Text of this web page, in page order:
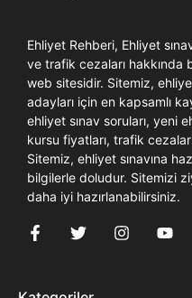
Ehliyet Rehberi, Ehliyet
ve trafik cezaları
web sitesidir. Sitemiz,
adayları için en kapsamlı
ehliyet sınav soruları, yeni
kursu fiyatları, trafik
Sitemiz, ehliyet sınavına
bilgilerle doludur. Sitemizi
daha iyi hazırlanabilirsiniz.